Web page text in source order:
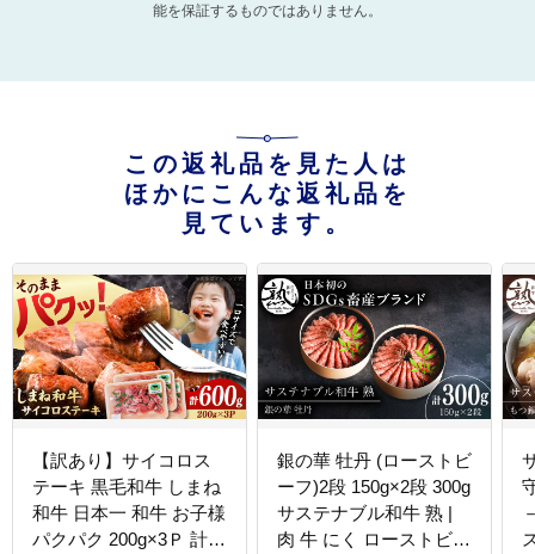
能を保証するものではありません。
この返礼品を見た人は
ほかにこんな返礼品を
見ています。
【訳あり】サイコロス
テーキ 黒毛和牛 しまね
和牛 日本一 和牛 お子様
パクパク 200g×3Ｐ 計
銀の華 牡丹 (ローストビ
ーフ)2段 150g×2段 300g
サステナブル和牛 熟 |
肉 牛 にく ローストビー